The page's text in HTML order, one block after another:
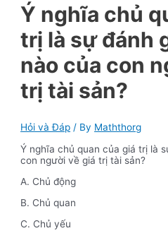
Ý nghĩa chủ
trị là sự đánh
nào của con
trị tài sản?
Hỏi và Đáp / By Maththorg
Ý nghĩa chủ quan của giá trị là
con người về giá trị tài sản?
A. Chủ động
B. Chủ quan
C. Chủ yếu